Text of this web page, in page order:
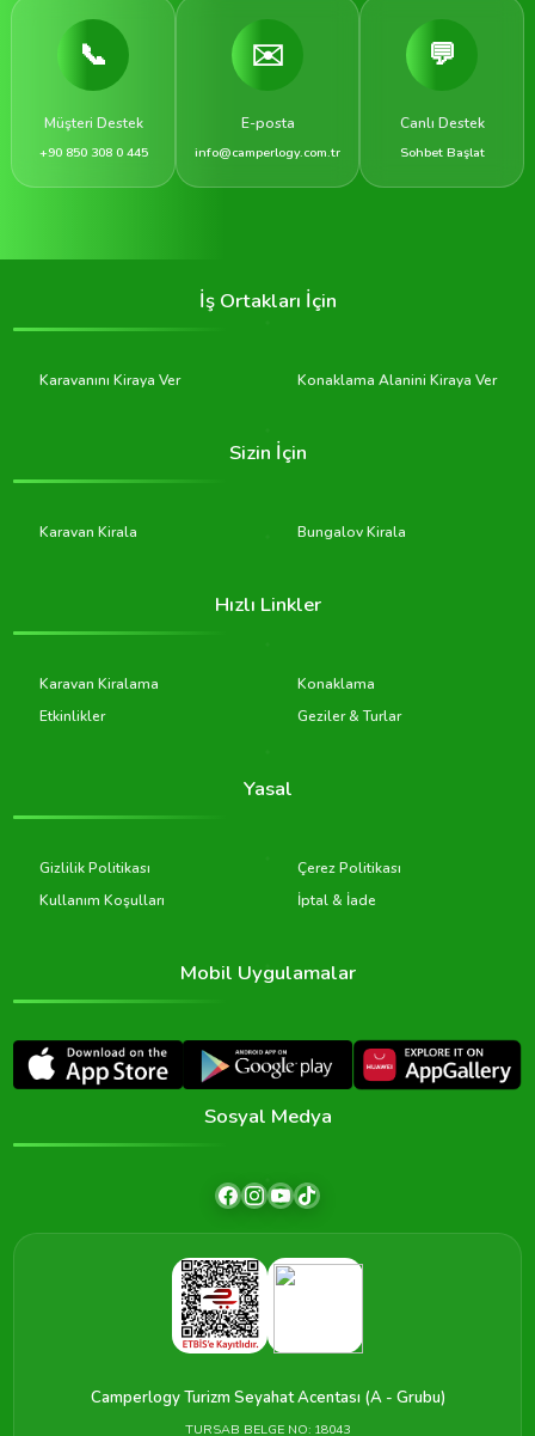
📞
Müşteri Destek
+90 850 308 0 445
✉️
E-posta
info@camperlogy.com.tr
💬
Canlı Destek
Sohbet Başlat
İş Ortakları İçin
Karavanını Kiraya Ver Konaklama Alanini Kiraya Ver
Sizin İçin
Karavan Kirala Bungalov Kirala
Hızlı Linkler
Karavan Kiralama
Konaklama
Etkinlikler
Geziler & Turlar
Yasal
Gizlilik Politikası
Çerez Politikası
Kullanım Koşulları
İptal & İade
Mobil Uygulamalar
Sosyal Medya
Camperlogy Turizm Seyahat Acentası (A - Grubu)
TURSAB BELGE NO: 18043